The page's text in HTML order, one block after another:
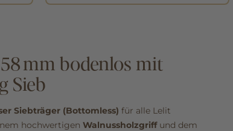
mm bodenlos mit
Sieb
Siebträger (Bottomless) für alle Lelit
hochwertigen Walnussholzgriffund dem